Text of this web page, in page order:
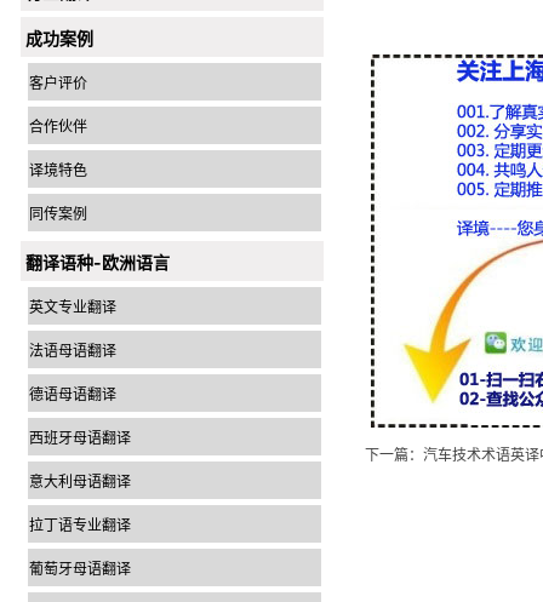
成功案例
客户评价
合作伙伴
译境特色
同传案例
翻译语种-欧洲语言
英文专业翻译
法语母语翻译
德语母语翻译
西班牙母语翻译
意大利母语翻译
拉丁语专业翻译
葡萄牙母语翻译
下一篇： 汽车技术术语英